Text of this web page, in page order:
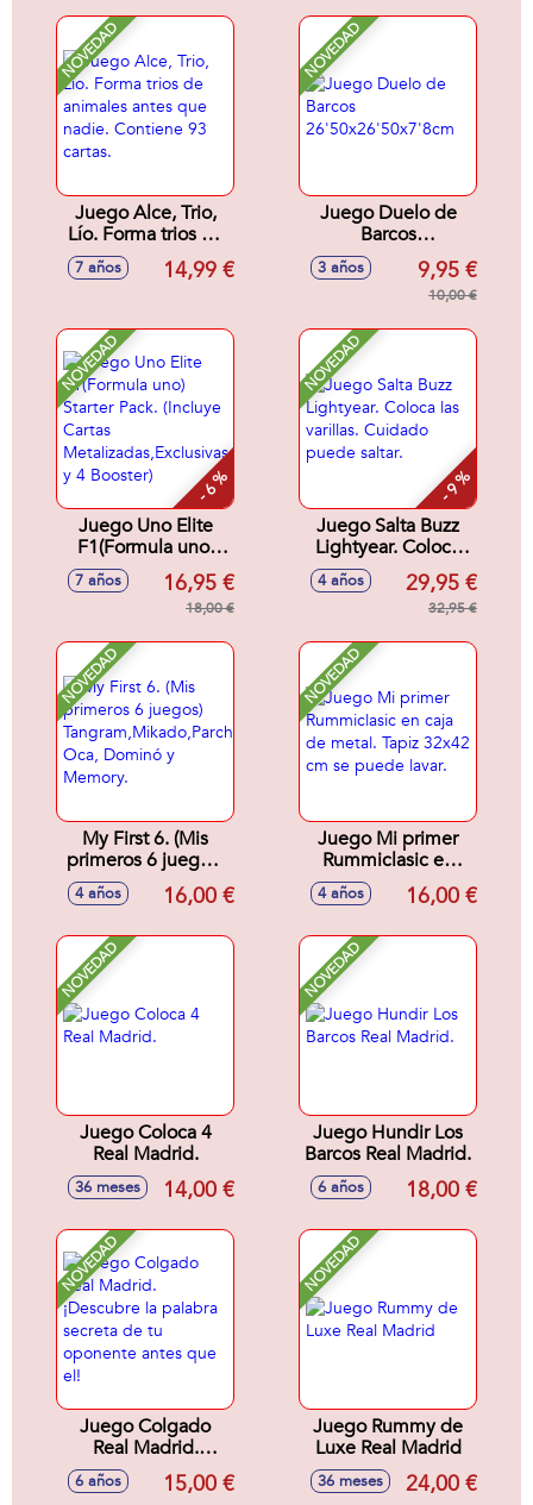
NOVEDAD
Juego Alce, Trio,
Lío. Forma trios de
animales antes que
nadie. Contiene 93
7 años 14,99 €
NOVEDAD
Juego Duelo de
Barcos
26'50x26'50x7'8cm
3 años 9,95 €
10,00 €
NOVEDAD
- 6 %
Juego Uno Elite
F1(Formula uno)
Starter Pack.
(Incluye Cartas
Metalizadas,Exclusivas
7 años 16,95 €
18,00 €
NOVEDAD
- 9 %
Juego Salta Buzz
Lightyear. Coloca
las varillas. Cuidado
puede saltar.
4 años 29,95 €
32,95 €
NOVEDAD
My First 6. (Mis
primeros 6 juegos)
Tangram,Mikado,Parchís,
Oca, Dominó y
4 años 16,00 €
NOVEDAD
Juego Mi primer
Rummiclasic en
caja de metal. Tapiz
32x42 cm se
4 años 16,00 €
NOVEDAD
Juego Coloca 4
Real Madrid.
36 meses 14,00 €
NOVEDAD
Juego Hundir Los
Barcos Real Madrid.
6 años 18,00 €
NOVEDAD
Juego Colgado
Real Madrid.
¡Descubre la
palabra secreta de
6 años 15,00 €
NOVEDAD
Juego Rummy de
Luxe Real Madrid
36 meses 24,00 €